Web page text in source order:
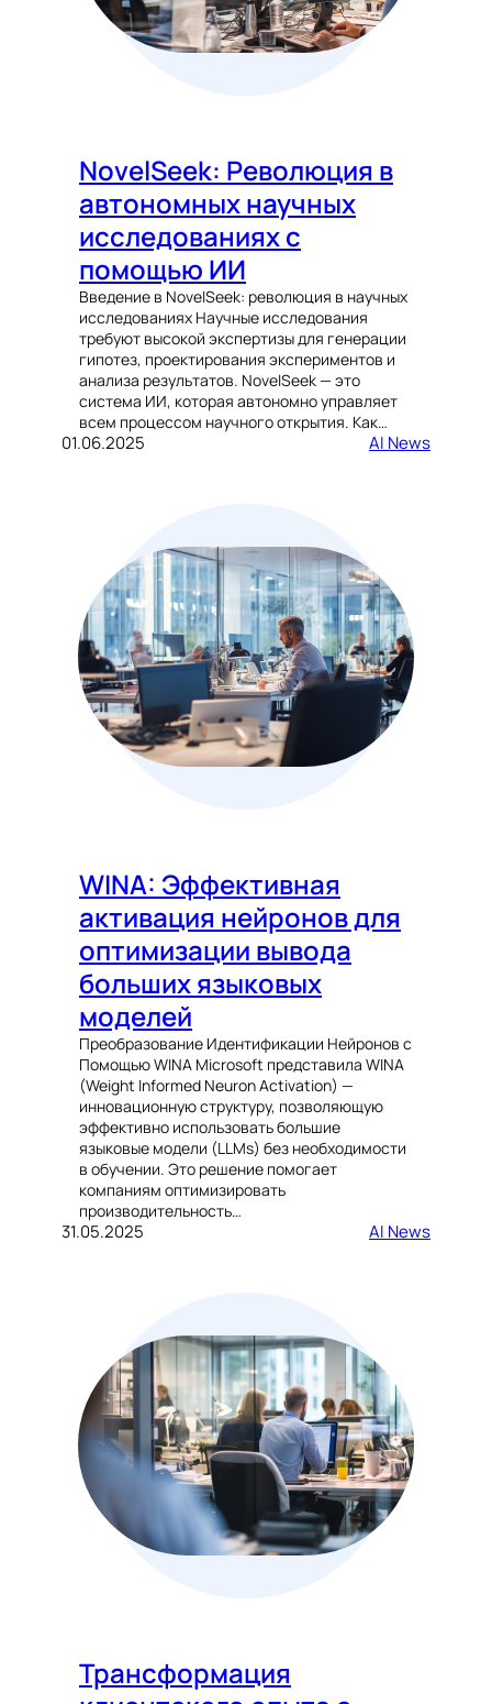
NovelSeek: Революция в
автономных научных
исследованиях с
помощью ИИ
Введение в NovelSeek: революция в научных
исследованиях Научные исследования
требуют высокой экспертизы для генерации
гипотез, проектирования экспериментов и
анализа результатов. NovelSeek — это
система ИИ, которая автономно управляет
всем процессом научного открытия. Как…
01.06.2025 AI News
WINA: Эффективная
активация нейронов для
оптимизации вывода
больших языковых
моделей
Преобразование Идентификации Нейронов с
Помощью WINA Microsoft представила WINA
(Weight Informed Neuron Activation) —
инновационную структуру, позволяющую
эффективно использовать большие
языковые модели (LLMs) без необходимости
в обучении. Это решение помогает
компаниям оптимизировать
производительность…
31.05.2025 AI News
Трансформация